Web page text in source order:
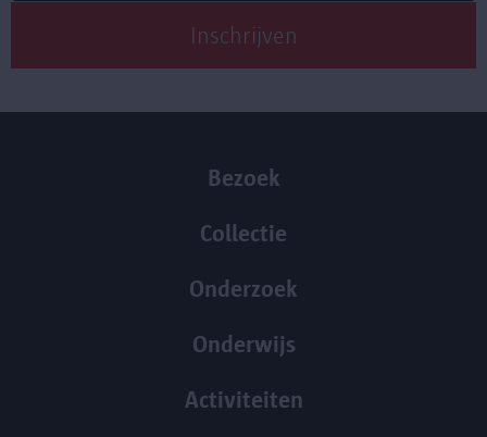
Bezoek
Collectie
Onderzoek
Onderwijs
Activiteiten